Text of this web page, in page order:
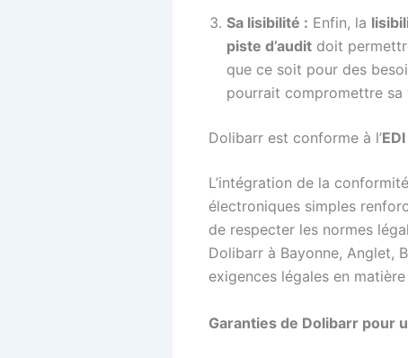
Sa lisibilité : Enfin, la
piste d’audit doit
que ce soit pour des
pourrait compromettre sa
Dolibarr est conforme à l’EDI
L’intégration de la
électroniques simples
de respecter les normes
Dolibarr à Bayonne, Anglet,
exigences légales en
Garanties de Dolibarr pour